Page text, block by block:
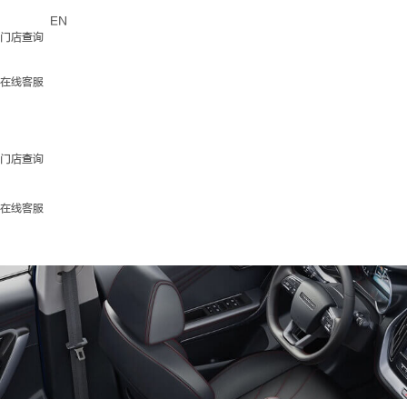
EN
门店查询
在线客服
门店查询
在线客服